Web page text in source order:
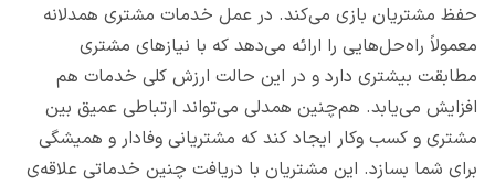
حفظ مشتریان بازی می‌کند. در عمل خدمات مشتری همدلانه
معمولاً راه‌حل‌هایی را ارائه می‌دهد که با نیازهای مشتری
مطابقت بیشتری دارد و در این حالت ارزش کلی خدمات هم
افزایش می‌یابد. هم‌چنین همدلی می‌تواند ارتباطی عمیق بین
مشتری و کسب وکار ایجاد کند که مشتریانی وفادار و همیشگی
برای شما بسازد. این مشتریان با دریافت چنین خدماتی علاقه‌ی